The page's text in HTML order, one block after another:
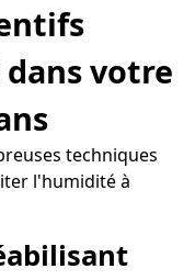
votre
techniques
l'humidité à